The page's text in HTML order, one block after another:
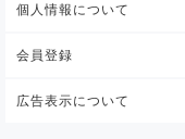
個人情報について
会員登録
広告表示について